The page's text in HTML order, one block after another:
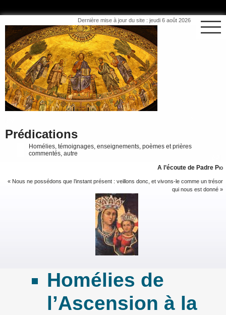
Dernière mise à jour du site : jeudi 6 août 2026
Prédications
Homélies, témoignages, enseignements, poèmes et prières
commentés, autre
A l’écoute de Padre Pio
« Nous ne possédons que l’instant présent : veillons donc, et vivons-le comme un trésor
qui nous est donné »
Homélies de
l’Ascension à la